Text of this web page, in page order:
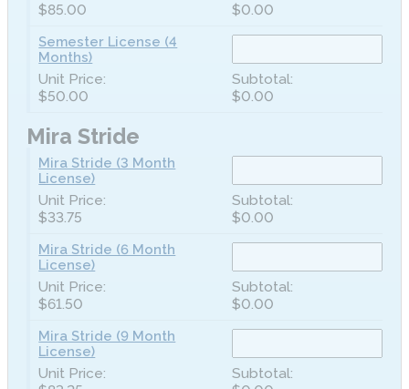
$85.00 $0.00
Semester License (4
Months)
$50.00 $0.00
Mira Stride
Mira Stride (3 Month
License)
$33.75 $0.00
Mira Stride (6 Month
License)
$61.50 $0.00
Mira Stride (9 Month
License)